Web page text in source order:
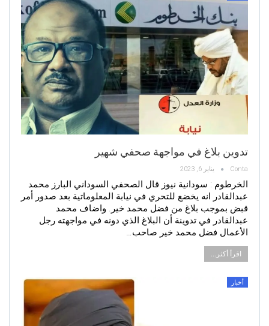
تدوين بلاغ في مواجهة صحفي شهير
Conta يناير 6, 2023
الخرطوم : سودانية نيوز قال الصحفي السوداني البارز محمد
عبدالقادر انه يخضع للتحري في نيابة المعلوماتية بعد صدور أمر
قبض بموجب بلاغ من فضل محمد خير. واضاف محمد
عبدالقادر في تدوينة أن البلاغ الذي دونه في مواجهته رجل
الأعمال فضل محمد خير صاحب…
اقرأ أكثر...
أخبار